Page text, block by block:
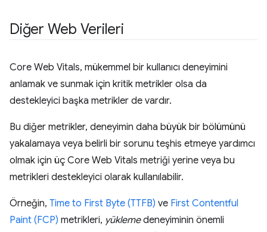
Diğer Web Verileri
Core Web Vitals, mükemmel bir kullanıcı deneyimini
anlamak ve sunmak için kritik metrikler olsa da
destekleyici başka metrikler de vardır.
Bu diğer metrikler, deneyimin daha büyük bir bölümünü
yakalamaya veya belirli bir sorunu teşhis etmeye yardımcı
olmak için üç Core Web Vitals metriği yerine veya bu
metrikleri destekleyici olarak kullanılabilir.
Örneğin, Time to First Byte (TTFB) ve First Contentful
Paint (FCP) metrikleri, yüklemedeneyiminin önemli